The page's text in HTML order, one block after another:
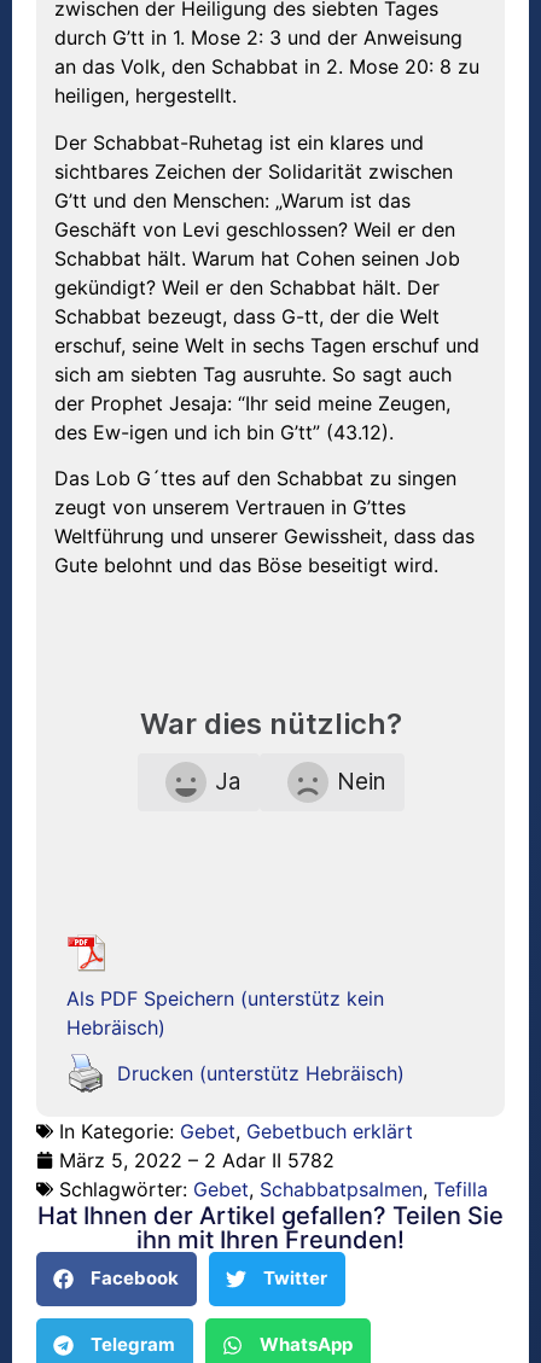
zwischen der Heiligung des siebten Tages
durch G’tt in 1. Mose 2: 3 und der Anweisung
an das Volk, den Schabbat in 2. Mose 20: 8 zu
heiligen, hergestellt.
Der Schabbat-Ruhetag ist ein klares und
sichtbares Zeichen der Solidarität zwischen
G’tt und den Menschen: „Warum ist das
Geschäft von Levi geschlossen? Weil er den
Schabbat hält. Warum hat Cohen seinen Job
gekündigt? Weil er den Schabbat hält. Der
Schabbat bezeugt, dass G-tt, der die Welt
erschuf, seine Welt in sechs Tagen erschuf und
sich am siebten Tag ausruhte. So sagt auch
der Prophet Jesaja: “Ihr seid meine Zeugen,
des Ew-igen und ich bin G’tt” (43.12).
Das Lob G´ttes auf den Schabbat zu singen
zeugt von unserem Vertrauen in G’ttes
Weltführung und unserer Gewissheit, dass das
Gute belohnt und das Böse beseitigt wird.
War dies nützlich?
Ja Nein
Als PDF Speichern (unterstütz kein
Hebräisch)
Drucken (unterstütz Hebräisch)
In Kategorie: Gebet, Gebetbuch erklärt
März 5, 2022 – 2 Adar II 5782
Schlagwörter: Gebet, Schabbatpsalmen, Tefilla
Hat Ihnen der Artikel gefallen? Teilen Sie
ihn mit Ihren Freunden!
Facebook Twitter
Telegram WhatsApp